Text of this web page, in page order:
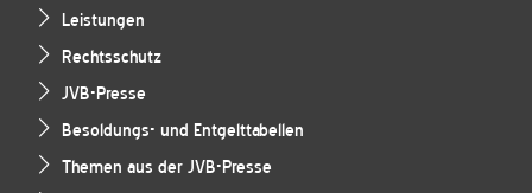
Leistungen
Rechtsschutz
JVB-Presse
Besoldungs- und Entgelttabellen
Themen aus der JVB-Presse